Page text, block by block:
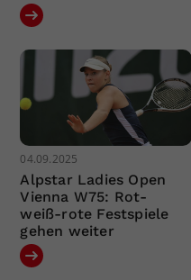
04.09.2025
Alpstar Ladies Open
Vienna W75: Rot-
weiß-rote Festspiele
gehen weiter